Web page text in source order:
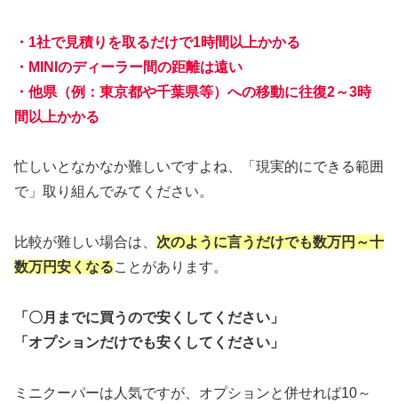
・1社で見積りを取るだけで1時間以上かかる
・MINIのディーラー間の距離は遠い
・他県（例：東京都や千葉県等）への移動に往復2～3時
間以上かかる
忙しいとなかなか難しいですよね、「現実的にできる範囲
で」取り組んでみてください。
比較が難しい場合は、 次のように言うだけでも数万円～十
数万円安くなることがあります。
「〇月までに買うので安くしてください」
「オプションだけでも安くしてください」
ミニクーパーは人気ですが、オプションと併せれば10～